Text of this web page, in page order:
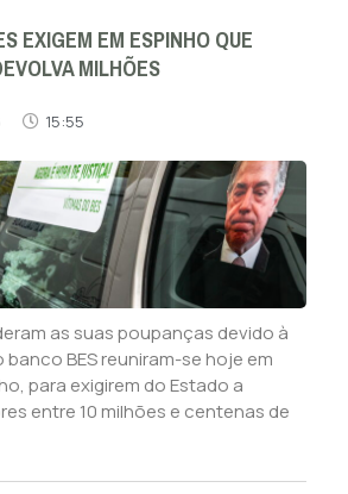
EXIGEM EM ESPINHO QUE
MILHÕES
15:55
as suas poupanças devido à
BES reuniram-se hoje em
para exigirem do Estado a
entre 10 milhões e centenas de